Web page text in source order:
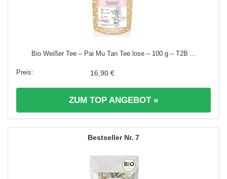
Bio Weißer Tee – Pai Mu Tan Tee lose – 100 g – T2B ...
16,90 €
ZUM TOP ANGEBOT »
7